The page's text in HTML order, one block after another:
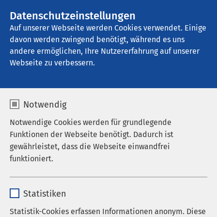
Datenschutzeinstellungen
Auf unserer Webseite werden Cookies verwendet. Einige
davon werden zwingend benötigt, während es uns
andere ermöglichen, Ihre Nutzererfahrung auf unserer
Webseite zu verbessern.
Notwendig
Notwendige Cookies werden für grundlegende
Funktionen der Webseite benötigt. Dadurch ist
gewährleistet, dass die Webseite einwandfrei
funktioniert.
Anbieter sgalinski
Statistiken
Statistik-Cookies erfassen Informationen anonym. Diese
AMEOS Poliklinikum Haldensleben
Impressum
AMEOS Poliklinikum Börde GmbH
39340 Haldensleben
Fax. +49 3904 475313